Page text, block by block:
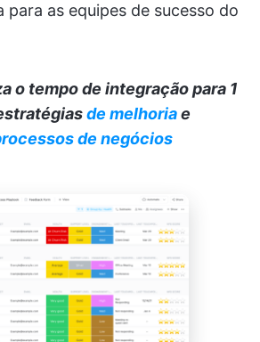
para as equipes de sucesso do
o tempo de integração para 1
de melhoriae
de negócios